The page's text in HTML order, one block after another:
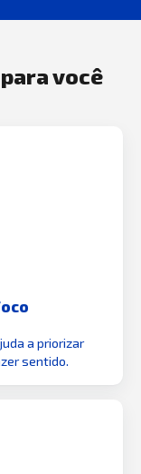
você
a priorizar
sentido.